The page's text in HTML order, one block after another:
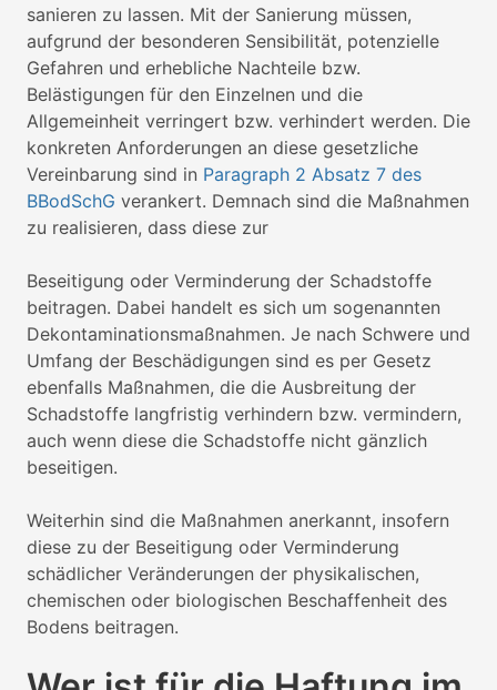
sanieren zu lassen. Mit der Sanierung müssen,
aufgrund der besonderen Sensibilität, potenzielle
Gefahren und erhebliche Nachteile bzw.
Belästigungen für den Einzelnen und die
Allgemeinheit verringert bzw. verhindert werden. Die
konkreten Anforderungen an diese gesetzliche
Vereinbarung sind in Paragraph 2 Absatz 7 des
BBodSchG verankert. Demnach sind die Maßnahmen
zu realisieren, dass diese zur
Beseitigung oder Verminderung der Schadstoffe
beitragen. Dabei handelt es sich um sogenannten
Dekontaminationsmaßnahmen. Je nach Schwere und
Umfang der Beschädigungen sind es per Gesetz
ebenfalls Maßnahmen, die die Ausbreitung der
Schadstoffe langfristig verhindern bzw. vermindern,
auch wenn diese die Schadstoffe nicht gänzlich
beseitigen.
Weiterhin sind die Maßnahmen anerkannt, insofern
diese zu der Beseitigung oder Verminderung
schädlicher Veränderungen der physikalischen,
chemischen oder biologischen Beschaffenheit des
Bodens beitragen.